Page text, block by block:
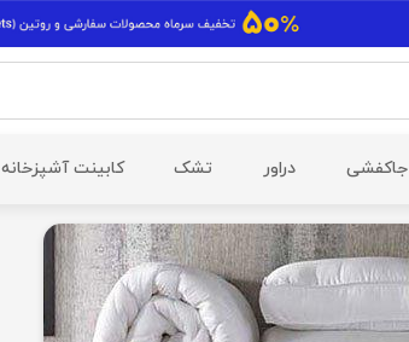
جاکفشی دراور تشک کابینت آشپزخانه